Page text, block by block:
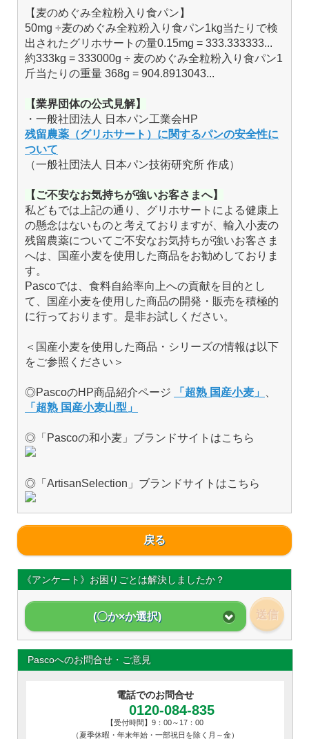
【麦のめぐみ全粒粉入り食パン】
50mg ÷麦のめぐみ全粒粉入り食パン1kg当たりで検
出されたグリホサートの量0.15mg = 333.333333...
約333kg = 333000g ÷ 麦のめぐみ全粒粉入り食パン1
斤当たりの重量 368g = 904.8913043...
【業界団体の公式見解】
・一般社団法人 日本パン工業会HP
残留農薬（グリホサート）に関するパンの安全性に
ついて
（一般社団法人 日本パン技術研究所 作成）
【ご不安なお気持ちが強いお客さまへ】
私どもでは上記の通り、グリホサートによる健康上
の懸念はないものと考えておりますが、輸入小麦の
残留農薬についてご不安なお気持ちが強いお客さま
へは、国産小麦を使用した商品をお勧めしておりま
す。
Pascoでは、食料自給率向上への貢献を目的とし
て、国産小麦を使用した商品の開発・販売を積極的
に行っております。是非お試しください。
＜国産小麦を使用した商品・シリーズの情報は以下
をご参照ください＞
◎PascoのHP商品紹介ページ 「超熟 国産小麦」
「超熟 国産小麦山型」
◎「Pascoの和小麦」ブランドサイトはこちら
◎「ArtisanSelection」ブランドサイトはこちら
戻る
《アンケート》お困りごとは解決しましたか？
(〇か×か選択) 送信
Pascoへのお問合せ・ご意見
電話でのお問合せ
0120-084-835
【受付時間】9：00～17：00
（夏季休暇・年末年始・一部祝日を除く月～金）